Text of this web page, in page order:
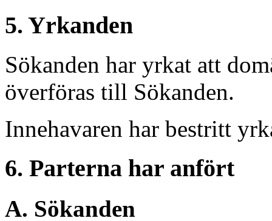
5. Yrkanden
Sökanden har yrkat att
överföras till Sökanden.
Innehavaren har bestritt
6. Parterna har anfört
A. Sökanden